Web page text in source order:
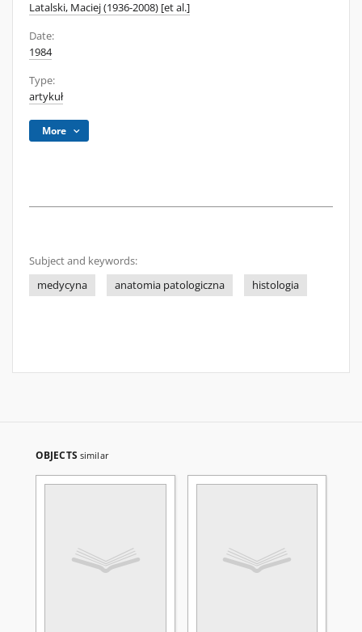
Latalski, Maciej (1936-2008) [et al.]
Date:
1984
Type:
artykuł
More
Subject and keywords:
medycyna
anatomia patologiczna histologia
OBJECTS similar